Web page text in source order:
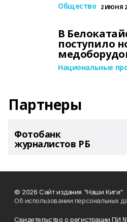
Общество 2 ИЮНЯ
В
поступило
Национальные
Партнеры
Фотобанк
журналистов РБ
© 2026 Сайт издания "Наши Киги"
Об использовании персональных
Свидетельство о регистрации ПИ